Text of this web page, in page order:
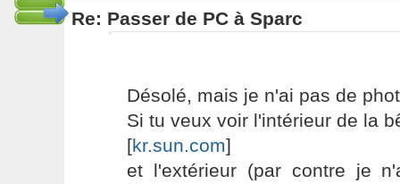
Re: Passer de PC à Sparc
Désolé, mais je n'ai pas de
Si tu veux voir l'intérieur de la
[kr.sun.com]
et l'extérieur (par contre je